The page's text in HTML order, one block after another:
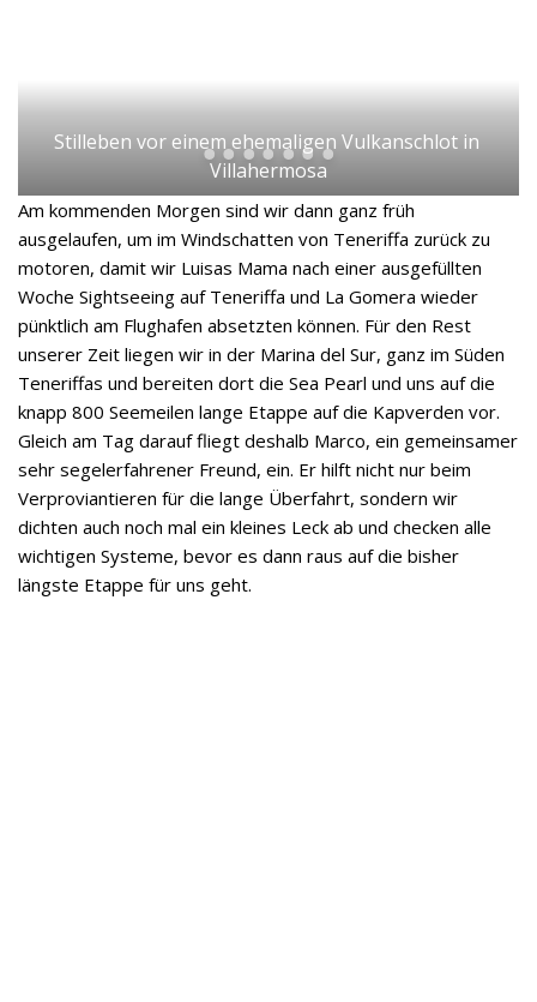
Stilleben vor einem ehemaligen Vulkanschlot in
Villahermosa
Am kommenden Morgen sind wir dann ganz früh
ausgelaufen, um im Windschatten von Teneriffa zurück zu
motoren, damit wir Luisas Mama nach einer ausgefüllten
Woche Sightseeing auf Teneriffa und La Gomera wieder
pünktlich am Flughafen absetzten können. Für den Rest
unserer Zeit liegen wir in der Marina del Sur, ganz im Süden
Teneriffas und bereiten dort die Sea Pearl und uns auf die
knapp 800 Seemeilen lange Etappe auf die Kapverden vor.
Gleich am Tag darauf fliegt deshalb Marco, ein gemeinsamer
sehr segelerfahrener Freund, ein. Er hilft nicht nur beim
Verproviantieren für die lange Überfahrt, sondern wir
dichten auch noch mal ein kleines Leck ab und checken alle
wichtigen Systeme, bevor es dann raus auf die bisher
längste Etappe für uns geht.